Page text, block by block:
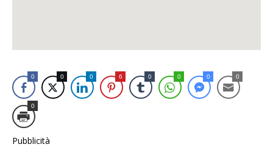
0 0 0 6 0 0 0 0
0
Pubblicità